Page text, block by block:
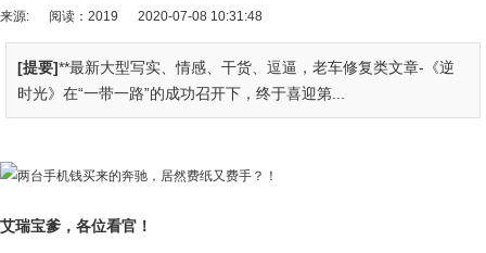
来源: 阅读：2019 2020-07-08 10:31:48
[提要]**最新大型写实、情感、干货、逗逼，老车修复类文章-《逆
时光》在“一带一路”的成功召开下，终于喜迎第...
艾瑞宝爹，各位看官！